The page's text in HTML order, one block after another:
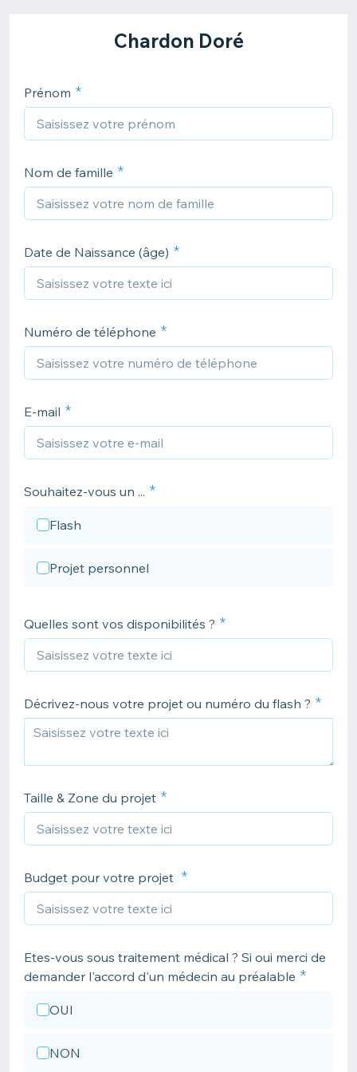
Chardon Doré
Prénom
Nom de famille
Date de Naissance (âge)
Numéro de téléphone
E-mail
Souhaitez-vous un ...
Flash
Projet personnel
Quelles sont vos disponibilités ?
Décrivez-nous votre projet ou numéro du flash ?
Taille & Zone du projet
Budget pour votre projet
Etes-vous sous traitement médical ? Si oui merci de
demander l'accord d'un médecin au préalable
OUI
NON